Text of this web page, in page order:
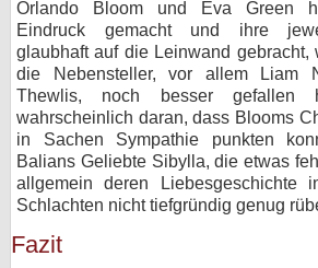
Orlando Bloom und Eva Green
Eindruck gemacht und ihre
glaubhaft auf die Leinwand gebracht,
die Nebensteller, vor allem Liam
Thewlis, noch besser gefallen
wahrscheinlich daran, dass Blooms
in Sachen Sympathie punkten
Balians Geliebte Sibylla, die etwas
allgemein deren Liebesgeschichte
Schlachten nicht tiefgründig genug
Fazit